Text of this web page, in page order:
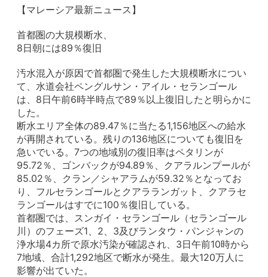
【マレーシア最新ニュース】
首都圏の大規模断水、
8日朝には89％復旧
汚水混入が原因で首都圏で発生した大規模断水につい
て、水道会社ペングルサン・アイル・セランゴール
は、8日午前6時半時点で89％以上復旧したと明らかに
した。
断水エリア全体の89.47％に当たる1,156地区への給水
が再開されている。残りの136地区についても復旧を
急いでいる。7つの地域別の復旧率はペタリンが
95.72％、ゴンバックが94.89％、クアラルンプールが
85.02％、クラン／シャアラムが59.32％となってお
り、フルセランゴールとクアラランガット、クアラセ
ランゴールはすでに100％復旧している。
首都圏では、スンガイ・セランゴール（セランゴール
川）のフェーズ1、2、3及びランタウ・パンジャンの
浄水場4カ所で原水汚染が確認され、3日午前10時から
7地域、合計1,292地区で断水が発生。最大120万人に
影響が出ていた。